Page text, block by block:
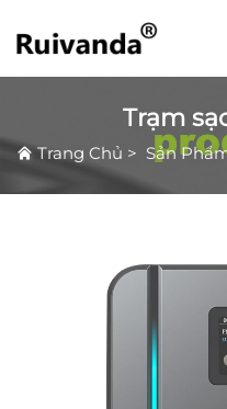
Trạm
Trang Chủ > Sản